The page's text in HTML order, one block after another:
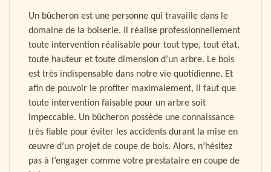
Un bûcheron est une personne qui travaille dans le
domaine de la boiserie. Il réalise professionnellement
toute intervention réalisable pour tout type, tout état,
toute hauteur et toute dimension d’un arbre. Le bois
est très indispensable dans notre vie quotidienne. Et
afin de pouvoir le profiter maximalement, il faut que
toute intervention faisable pour un arbre soit
impeccable. Un bûcheron possède une connaissance
très fiable pour éviter les accidents durant la mise en
œuvre d’un projet de coupe de bois. Alors, n’hésitez
pas à l’engager comme votre prestataire en coupe de